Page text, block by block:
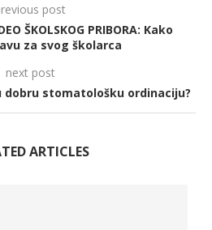
post
ŠKOLSKOG PRIBORA: Kako
za svog školarca
next post
stomatološku ordinaciju?
ARTICLES